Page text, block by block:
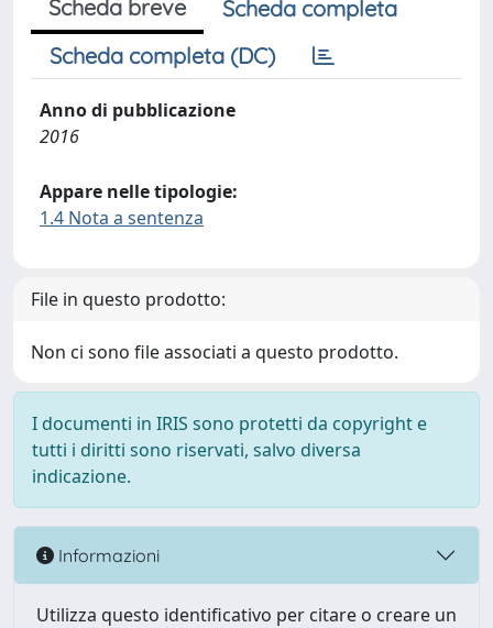
Scheda breve
Scheda completa
Scheda completa (DC)
Anno di pubblicazione
2016
Appare nelle tipologie:
1.4 Nota a sentenza
File in questo prodotto:
Non ci sono file associati a questo prodotto.
I documenti in IRIS sono protetti da copyright e
tutti i diritti sono riservati, salvo diversa
indicazione.
Informazioni
Utilizza questo identificativo per citare o creare un